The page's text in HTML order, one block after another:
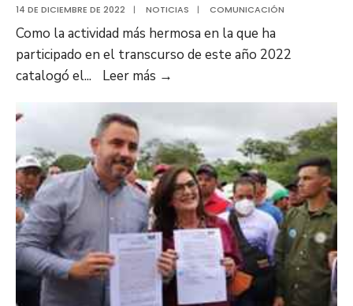
14 DE DICIEMBRE DE 2022 | NOTICIAS | COMUNICACIÓN
Como la actividad más hermosa en la que ha
participado en el transcurso de este año 2022
catalogó el... Leer más →
entregó
el
comedor
de
la
UDO
totalmente
renovado